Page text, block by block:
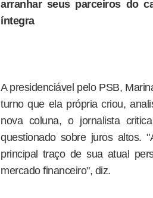
arranhar seus parceiros do
íntegra
A presidenciável pelo PSB,
turno que ela própria criou,
nova coluna, o jornalista
questionado sobre juros altos.
principal traço de sua atual
mercado financeiro", diz.